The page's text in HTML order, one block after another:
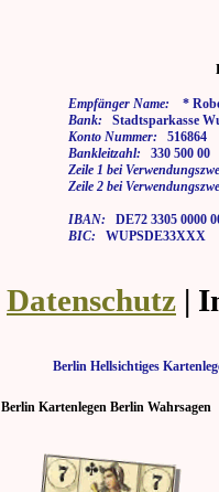
Empfänger Name: *
Bank: Stadtsparkasse
Konto Nummer: 516864
Bankleitzahl: 330 500 00
Zeile 1 bei
Zeile 2 bei
IBAN: DE72 3305 0000
BIC: WUPSDE33XXX
Datenschutz |
Berlin Hellsichtiges
Berlin Kartenlegen Berlin Wahrsagen